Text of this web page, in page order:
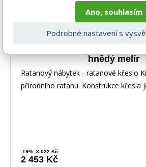
hnědý melír
Ratanový nábytek - ratanové křeslo
přírodního ratanu. Konstrukce křesla
-19% 3 022 Kč
2 453 Kč
Ano, souhlasím
Podrobné nastavení s